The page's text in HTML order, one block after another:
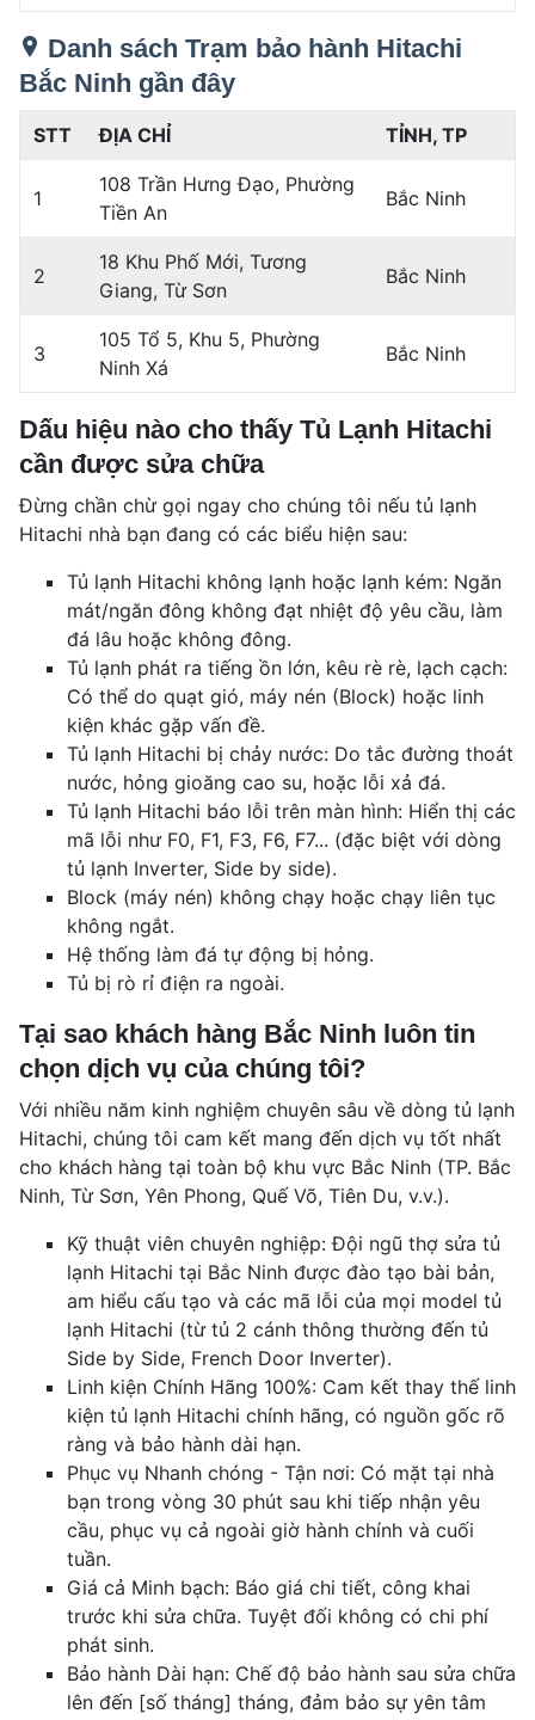
Danh sách Trạm bảo hành Hitachi
Bắc Ninh gần đây
STT ĐỊA CHỈ TỈNH, TP
1
108 Trần Hưng Đạo, Phường
Tiền An
Bắc Ninh
2
18 Khu Phố Mới, Tương
Giang, Từ Sơn
Bắc Ninh
3
105 Tổ 5, Khu 5, Phường
Ninh Xá
Bắc Ninh
Dấu hiệu nào cho thấy Tủ Lạnh Hitachi
cần được sửa chữa
Đừng chần chừ gọi ngay cho chúng tôi nếu tủ lạnh
Hitachi nhà bạn đang có các biểu hiện sau:
Tủ lạnh Hitachi không lạnh hoặc lạnh kém: Ngăn
mát/ngăn đông không đạt nhiệt độ yêu cầu, làm
đá lâu hoặc không đông.
Tủ lạnh phát ra tiếng ồn lớn, kêu rè rè, lạch cạch:
Có thể do quạt gió, máy nén (Block) hoặc linh
kiện khác gặp vấn đề.
Tủ lạnh Hitachi bị chảy nước: Do tắc đường thoát
nước, hỏng gioăng cao su, hoặc lỗi xả đá.
Tủ lạnh Hitachi báo lỗi trên màn hình: Hiển thị các
mã lỗi như F0, F1, F3, F6, F7... (đặc biệt với dòng
tủ lạnh Inverter, Side by side).
Block (máy nén) không chạy hoặc chạy liên tục
không ngắt.
Hệ thống làm đá tự động bị hỏng.
Tủ bị rò rỉ điện ra ngoài.
Tại sao khách hàng Bắc Ninh luôn tin
chọn dịch vụ của chúng tôi?
Với nhiều năm kinh nghiệm chuyên sâu về dòng tủ lạnh
Hitachi, chúng tôi cam kết mang đến dịch vụ tốt nhất
cho khách hàng tại toàn bộ khu vực Bắc Ninh (TP. Bắc
Ninh, Từ Sơn, Yên Phong, Quế Võ, Tiên Du, v.v.).
Kỹ thuật viên chuyên nghiệp: Đội ngũ thợ sửa tủ
lạnh Hitachi tại Bắc Ninh được đào tạo bài bản,
am hiểu cấu tạo và các mã lỗi của mọi model tủ
lạnh Hitachi (từ tủ 2 cánh thông thường đến tủ
Side by Side, French Door Inverter).
Linh kiện Chính Hãng 100%: Cam kết thay thế linh
kiện tủ lạnh Hitachi chính hãng, có nguồn gốc rõ
ràng và bảo hành dài hạn.
Phục vụ Nhanh chóng - Tận nơi: Có mặt tại nhà
bạn trong vòng 30 phút sau khi tiếp nhận yêu
cầu, phục vụ cả ngoài giờ hành chính và cuối
tuần.
Giá cả Minh bạch: Báo giá chi tiết, công khai
trước khi sửa chữa. Tuyệt đối không có chi phí
phát sinh.
Bảo hành Dài hạn: Chế độ bảo hành sau sửa chữa
lên đến [số tháng] tháng, đảm bảo sự yên tâm